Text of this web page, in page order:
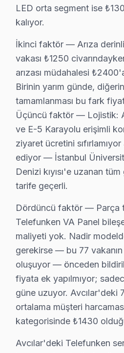
Tahtakale'de Telefunken
Tahtakale, sıkı bir nüfus
Üniversite'de Telefunken
Üniversite mahallesi, genç
Yeşilkent'te Telefunken TV
Yeşilkent, sakin yapısıyla
Telefunken Tamir
Telefunken TV tamir
Panel/Ekran Değişimi
32" ekran için:
43"-55" ekran için:
65" ve üzeri ekranlar
Anakart Tamiri:
Model serisine göre
Güç Kartı/LED
Güç kartı tamiri: 800 ₺
LED backlight
T-Con kart değişimi:
Yazılım/Firmware
Yazılım
Yerinde onarım vs
LED orta segment ise
kalıyor.
İkinci faktör — Arıza
vakası ₺1250
arızası müdahalesi
Birinin yarım günde,
tamamlanması bu fark
Üçüncü faktör — Lojistik:
ve E-5 Karayolu erişimli
ziyaret ücretini
ediyor — İstanbul
Denizi kıyısı'e uzanan
tarife geçerli.
Dördüncü faktör — Parça
Telefunken VA Panel
maliyeti yok. Nadir
gerekirse — bu 77
oluşuyor — önceden
fiyata ek yapılmıyor;
güne uzuyor. Avcılar'deki
ortalama müşteri
kategorisinde ₺1430
Avcılar'deki Telefunken